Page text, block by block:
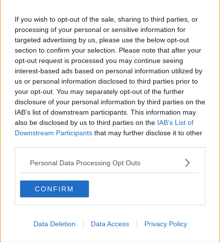
If you wish to opt-out of the sale, sharing to third parties, or
processing of your personal or sensitive information for
targeted advertising by us, please use the below opt-out
section to confirm your selection. Please note that after your
opt-out request is processed you may continue seeing
interest-based ads based on personal information utilized by
us or personal information disclosed to third parties prior to
your opt-out. You may separately opt-out of the further
disclosure of your personal information by third parties on the
IAB’s list of downstream participants. This information may
also be disclosed by us to third parties on the IAB’s List of
Downstream Participants that may further disclose it to other
Personal Data Processing Opt Outs
CONFIRM
Data Deletion Data Access Privacy Policy
La farsa delle elezioni in Siria
In Medioriente non ci sono favole, solo realtà
Biden chiama ma Netanyahu non risponde
Niente di nuovo in Medioriente
La forza di Boris Johnson
Biden nuovo alleato armeno contro la Turchia
Mar Mediterraneo cimitero silente
Richiami neo ottomani, la Francia guarda sospetta
Israele ultima curva a destra
Israele al voto: il Re sarà morto o vivo?
Londra trema tra gossip e casse vuote
Da Kindu a Kanyamahoro
Trump è vivo, ma Biden va avanti
Myanmar e Thailandia, colpi di Stato ciclici
Crescono le tensioni in Turchia
27 gennaio, indispensabile alimentare la Memoria
Countdown per Biden: non è un 20 gennaio qualunque
Assalto al Congresso: c’è protesta e protesta
A 10 anni dalle primavere arabe
Zaki resta in carcere: perchè non si riesce a liberare?